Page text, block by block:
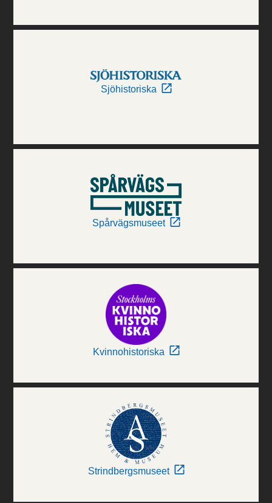
Sjöhistoriska
Spårvägsmuseet
Kvinnohistoriska
Strindbergsmuseet